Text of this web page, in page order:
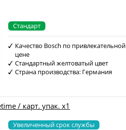
Стандарт
Качество Bosch по привлекательной
цене
Стандартный желтоватый цвет
Страна производства: Германия
/ карт. упак. x1
Увеличенный срок службы